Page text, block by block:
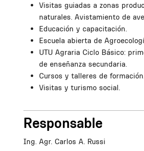
Visitas guiadas a zonas
naturales. Avistamiento de
Educación y capacitación.
Escuela abierta de
UTU Agraria Ciclo Básico:
de enseñanza secundaria.
Cursos y talleres de
Visitas y turismo social.
Responsable
Ing. Agr. Carlos A. Russi